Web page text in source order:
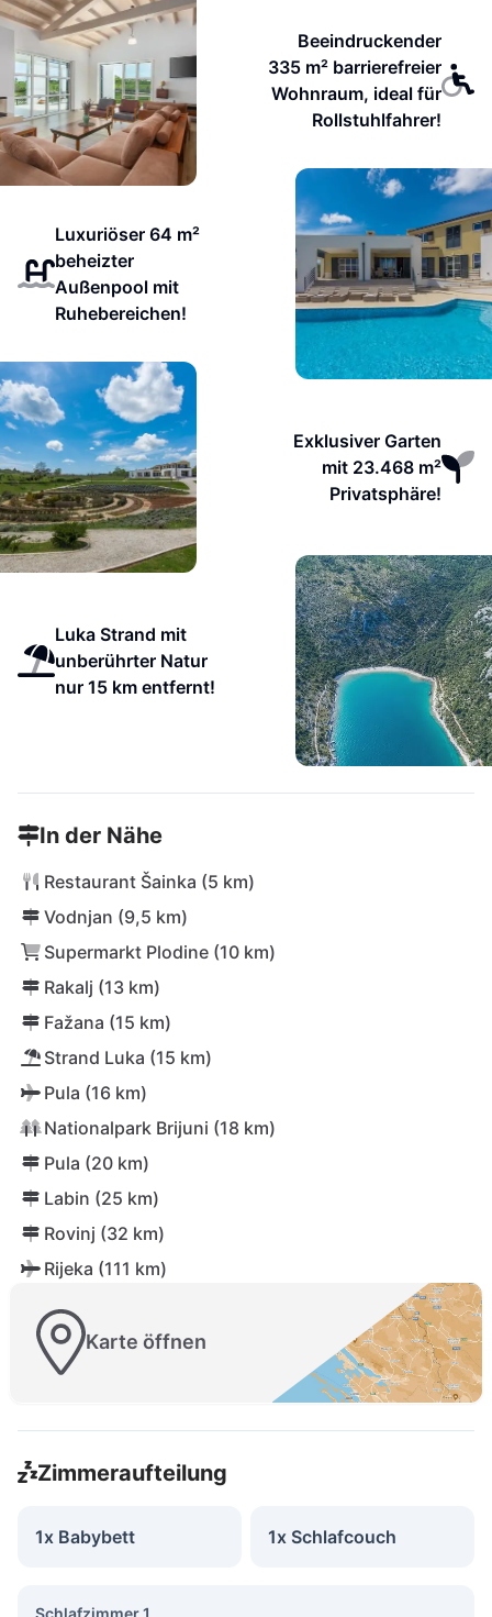
Beeindruckender
335 m² barrierefreier
Wohnraum, ideal für
Rollstuhlfahrer!
Luxuriöser 64 m²
beheizter
Außenpool mit
Ruhebereichen!
Exklusiver Garten
mit 23.468 m²
Privatsphäre!
Luka Strand mit
unberührter Natur
nur 15 km entfernt!
In der Nähe
Restaurant Šainka (5 km)
Vodnjan (9,5 km)
Supermarkt Plodine (10 km)
Rakalj (13 km)
Fažana (15 km)
Strand Luka (15 km)
Pula (16 km)
Nationalpark Brijuni (18 km)
Pula (20 km)
Labin (25 km)
Rovinj (32 km)
Rijeka (111 km)
Karte öffnen
Zimmeraufteilung
1x Babybett 1x Schlafcouch
Schlafzimmer 1